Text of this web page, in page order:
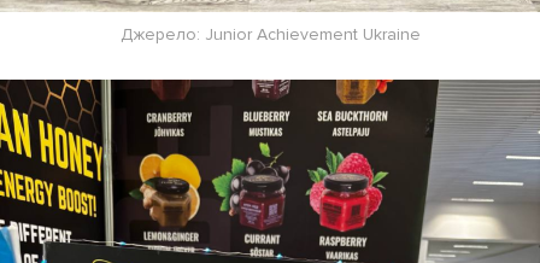
Джерело: Junior Achievement Ukraine